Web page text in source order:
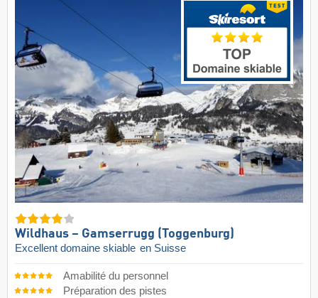
Wildhaus – Gamserrugg (Toggenburg)
Excellent domaine skiable en Suisse
Amabilité du personnel
Préparation des pistes